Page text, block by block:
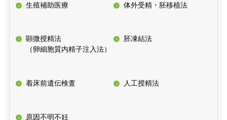
生殖補助医療 体外受精・胚移植法
顕微授精法
（卵細胞質内精子注入法）
胚凍結法
着床前遺伝検査 人工授精法
原因不明不妊